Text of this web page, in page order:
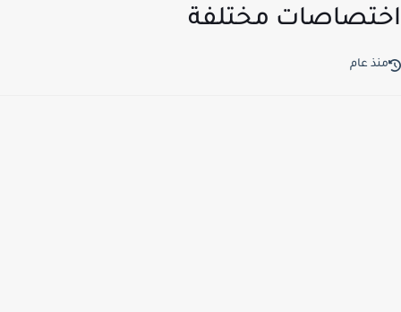
مختلفة
عام